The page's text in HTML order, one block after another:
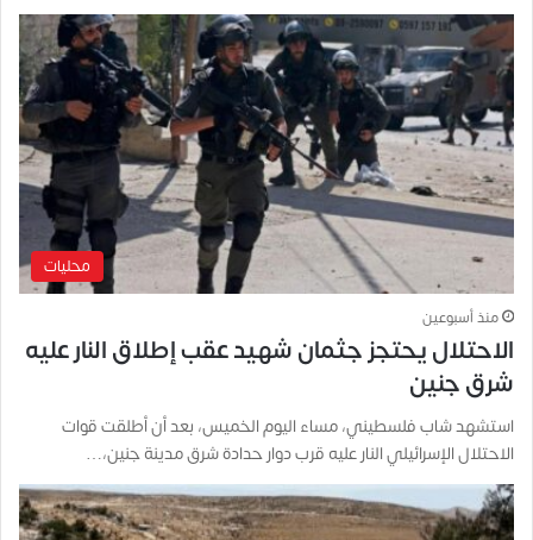
محليات
منذ أسبوعين
الاحتلال يحتجز جثمان شهيد عقب إطلاق النار عليه
شرق جنين
استشهد شاب فلسطيني، مساء اليوم الخميس، بعد أن أطلقت قوات
الاحتلال الإسرائيلي النار عليه قرب دوار حدادة شرق مدينة جنين،…